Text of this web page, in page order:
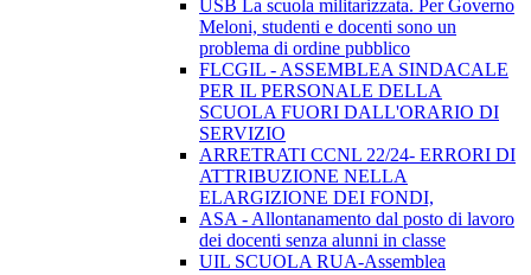
USB La scuola militarizzata. Per Governo
Meloni, studenti e docenti sono un
problema di ordine pubblico
FLCGIL - ASSEMBLEA SINDACALE
PER IL PERSONALE DELLA
SCUOLA FUORI DALL'ORARIO DI
SERVIZIO
ARRETRATI CCNL 22/24- ERRORI DI
ATTRIBUZIONE NELLA
ELARGIZIONE DEI FONDI,
ASA - Allontanamento dal posto di lavoro
dei docenti senza alunni in classe
UIL SCUOLA RUA-Assemblea